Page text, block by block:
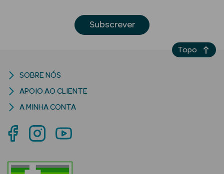
Lábios
Solares Bebé e
Criança
Subscrever
SOBRE NÓS
APOIO AO CLIENTE
A MINHA CONTA
Topo